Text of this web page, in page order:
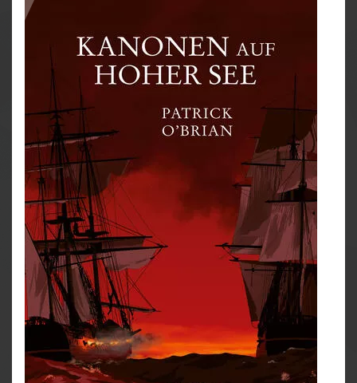
Schönheit, auf die Aubreys Freund und Schiffsarzt
Stephen Maturin ein Auge geworfen hat. Manches
Gerücht rankt sich um diese Frau. Als die Leopard in
ein schweres Unwetter gerät, das einige Matrosen das
Leben kostet, muss Kapitän Aubrey sein ganzes
Geschick aufbringen, um eine Meuterei zu
verhindern.